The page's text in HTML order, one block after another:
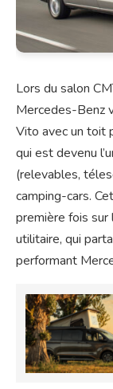
Lors du salon
Mercedes-Benz
Vito avec un toit
qui est devenu
(relevables,
camping-cars.
première fois sur
utilitaire, qui
performant